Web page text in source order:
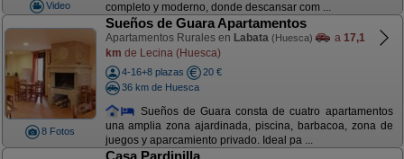
Video completo y moderno, donde descansar com ...
8 Fotos
Sueños de Guara Apartamentos
Apartamentos Rurales en Labata (Huesca) a 17,1
km de Lecina (Huesca)
4-16+8 plazas
20 €
36 km de Huesca
Sueños de Guara consta de cuatro apartamentos
una amplia zona ajardinada, piscina, barbacoa, zona de
juegos y aparcamiento privado. Ideal pa ...
Casa Pardinilla